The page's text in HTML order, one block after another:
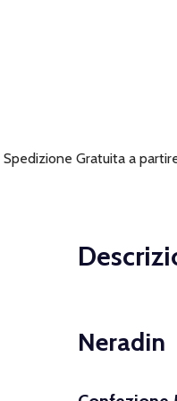
Spedizione Gratuita a
Neradin